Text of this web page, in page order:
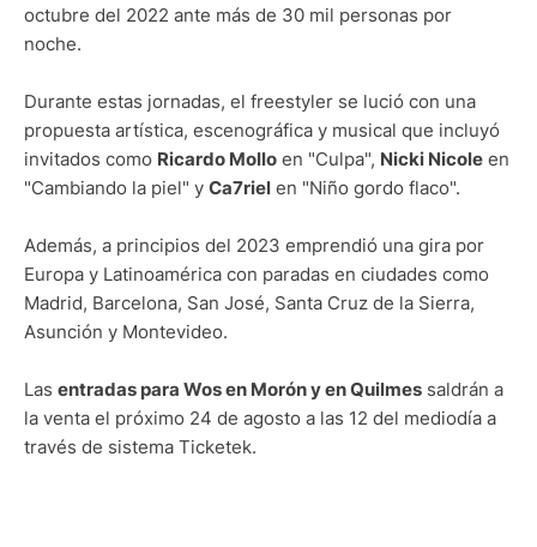
octubre del 2022 ante más de 30 mil personas por
noche.
Durante estas jornadas, el freestyler se lució con una
propuesta artística, escenográfica y musical que incluyó
invitados como Ricardo Mollo en "Culpa", Nicki Nicole en
"Cambiando la piel" y Ca7riel en "Niño gordo flaco".
Además, a principios del 2023 emprendió una gira por
Europa y Latinoamérica con paradas en ciudades como
Madrid, Barcelona, San José, Santa Cruz de la Sierra,
Asunción y Montevideo.
Las entradas para Wos en Morón y en Quilmes saldrán a
la venta el próximo 24 de agosto a las 12 del mediodía a
través de sistema Ticketek.